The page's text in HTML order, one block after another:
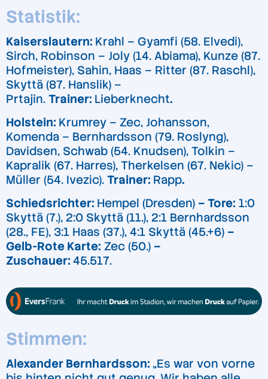
Statistik:
Kaiserslautern: Krahl – Gyamfi (58. Elvedi),
Sirch, Robinson – Joly (14. Abiama), Kunze (87.
Hofmeister), Sahin, Haas – Ritter (87. Raschl),
Skyttä (87. Hanslik) –
Prtajin. Trainer: Lieberknecht.
Holstein: Krumrey – Zec, Johansson,
Komenda – Bernhardsson (79. Roslyng),
Davidsen, Schwab (54. Knudsen), Tolkin –
Kapralik (67. Harres), Therkelsen (67. Nekic) –
Müller (54. Ivezic). Trainer: Rapp.
Schiedsrichter: Hempel (Dresden) – Tore: 1:0
Skyttä (7.), 2:0 Skyttä (11.), 2:1 Bernhardsson
(28., FE), 3:1 Haas (37.), 4:1 Skyttä (45.+6) –
Gelb-Rote Karte: Zec (50.) –
Zuschauer: 45.517.
Stimmen:
Alexander Bernhardsson: „Es war von vorne